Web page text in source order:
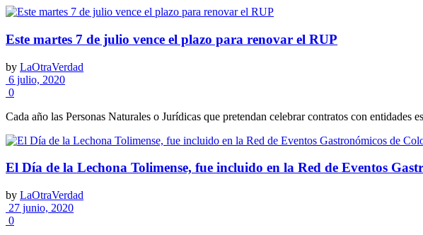
Este martes 7 de julio vence el plazo para renovar el RUP
by LaOtraVerdad
6 julio, 2020
0
Cada año las Personas Naturales o Jurídicas que pretendan celebrar contratos con entidades
El Día de la Lechona Tolimense, fue incluido en la Red de Eventos
by LaOtraVerdad
27 junio, 2020
0